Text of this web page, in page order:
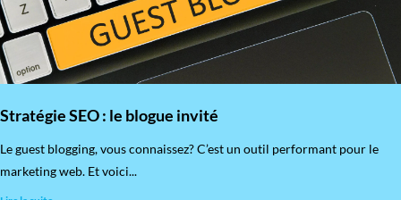
Stratégie SEO : le blogue invité
​Le guest blogging, vous connaissez? C’est un outil performant pour le
marketing web. Et voici...